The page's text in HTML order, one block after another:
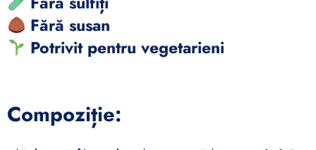
Fără susan
Potrivit pentru vegetarieni
Compoziție: